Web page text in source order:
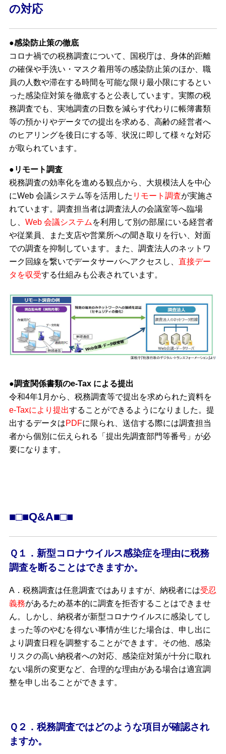
の対応
●感染防止策の徹底
コロナ禍での税務調査について、国税庁は、身体的距離
の確保や手洗い・マスク着用等の感染防止策のほか、職
員の人数や滞在する時間を可能な限り最小限にするとい
った感染症対策を徹底すると公表しています。実際の税
務調査でも、実地調査の日数を減らす代わりに帳簿書類
等の預かりやデータでの提出を求める、高齢の経営者へ
のヒアリングを後日にする等、状況に即して様々な対応
が取られています。
●リモート調査
税務調査の効率化を進める観点から、大規模法人を中心
にWeb 会議システム等を活用した リモート調査が実施さ
れています。調査担当者は調査法人の会議室等へ臨場
し、 Web 会議システム を利用して別の部屋にいる経営者
や従業員、また支店や営業所への聞き取りを行い、対面
での調査を抑制しています。また、調査法人のネットワ
ーク回線を繋いでデータサーバへアクセスし、 直接デー
タを収受する仕組みも公表されています。
●調査関係書類のe-Tax による提出
令和4年1月から、税務調査等で提出を求められた資料を
e-Taxにより提出することができるようになりました。提
出するデータはPDFに限られ、送信する際には調査担当
者から個別に伝えられる「提出先調査部門等番号」が必
要になります。
■□■Q&A■□■
Ｑ１．新型コロナウイルス感染症を理由に税務
調査を断ることはできますか。
A．税務調査は任意調査ではありますが、納税者には受忍
義務があるため基本的に調査を拒否することはできませ
ん。しかし、納税者が新型コロナウイルスに感染してし
まった等のやむを得ない事情が生じた場合は、申し出に
より調査日程を調整することができます。その他、感染
リスクの高い納税者への対応、感染症対策が十分に取れ
ない場所の変更など、合理的な理由がある場合は適宜調
整を申し出ることができます。
Ｑ２．税務調査ではどのような項目が確認され
ますか。